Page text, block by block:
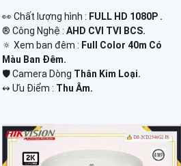
️👀 Chất lượng hình : FULL HD 1080P .
®️ Công Nghệ :AHD CVI TVI BCS.
🔅 Xem ban đêm : Full Color 40m Có
Màu Ban Đêm.
🛡 Camera Dòng Thân Kim Loại.
️↭ Ưu Điểm : Thu Âm.